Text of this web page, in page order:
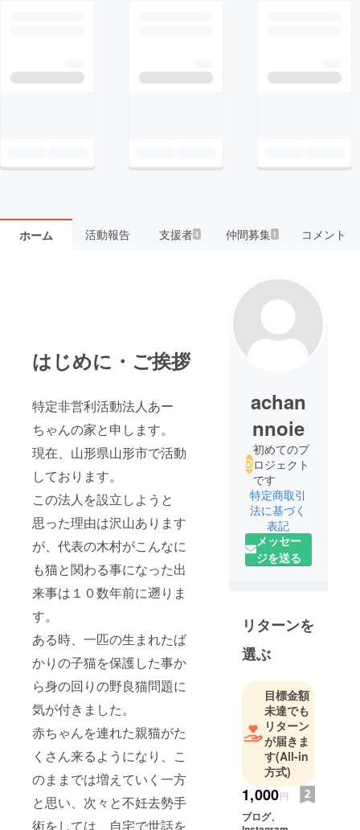
ホーム 活動報告 支援者4 仲間募集 1 コメント
はじめに・ご挨拶
特定非営利活動法人あー
ちゃんの家と申します。
現在、山形県山形市で活動
しております。
この法人を設立しようと
思った理由は沢山あります
が、代表の木村がこんなに
も猫と関わる事になった出
来事は１０数年前に遡りま
す。
ある時、一匹の生まれたば
かりの子猫を保護した事か
ら身の回りの野良猫問題に
気が付きました。
赤ちゃんを連れた親猫がた
くさん来るようになり、こ
のままでは増えていく一方
と思い、次々と不妊去勢手
術をしては、自宅で世話を
achan
nnoie
初めてのプ
ロジェクト
です
特定商取引
法に基づく
表記
メッセー
ジを送る
リターンを
選ぶ
目標金額
未達でも
リターン
が届きま
す(All-in
方式)
1,000円
ブログ、